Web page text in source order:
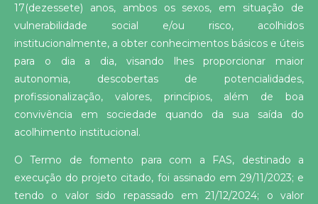
17(dezessete) anos, ambos os sexos, em situação de
vulnerabilidade social e/ou risco, acolhidos
institucionalmente, a obter conhecimentos básicos e úteis
para o dia a dia, visando lhes proporcionar maior
autonomia, descobertas de potencialidades,
profissionalização, valores, princípios, além de boa
convivência em sociedade quando da sua saída do
acolhimento institucional.
O Termo de fomento para com a FAS, destinado a
execução do projeto citado, foi assinado em 29/11/2023; e
tendo o valor sido repassado em 21/12/2024; o valor